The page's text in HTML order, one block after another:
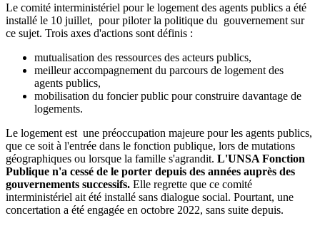
Le comité interministériel pour le logement des agents publics a été
installé le 10 juillet, pour piloter la politique du gouvernement sur
ce sujet. Trois axes d'actions sont définis :
mutualisation des ressources des acteurs publics,
meilleur accompagnement du parcours de logement des
agents publics,
mobilisation du foncier public pour construire davantage de
logements.
Le logement est une préoccupation majeure pour les agents publics,
que ce soit à l'entrée dans le fonction publique, lors de mutations
géographiques ou lorsque la famille s'agrandit. L'UNSA Fonction
Publique n'a cessé de le porter depuis des années auprès des
gouvernements successifs. Elle regrette que ce comité
interministériel ait été installé sans dialogue social. Pourtant, une
concertation a été engagée en octobre 2022, sans suite depuis.